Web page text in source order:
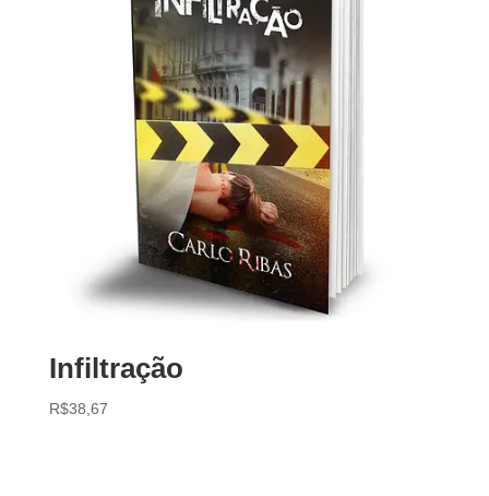
Infiltração
R$38,67